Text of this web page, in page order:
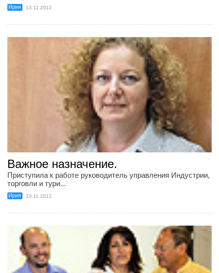
Ирия 13.11.2012
Важное назначение.
Приступила к работе руководитель управления Индустрии,
торговли и тури...
Ирия 13.11.2012